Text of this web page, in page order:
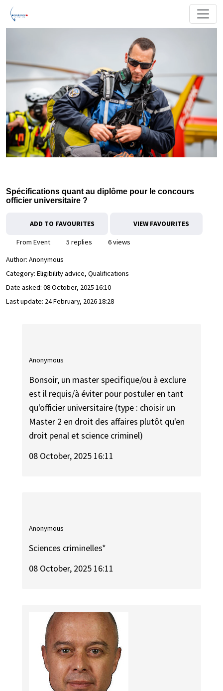
Spécifications quant au diplôme pour le concours
officier universitaire ?
ADD TO FAVOURITES VIEW FAVOURITES
From Event 5 replies
6 views
Author: Anonymous
Category: Eligibility advice, Qualifications
Date asked: 08 October, 2025 16:10
Last update: 24 February, 2026 18:28
Anonymous
Bonsoir, un master specifique/ou à exclure
est il requis/à éviter pour postuler en tant
qu'officier universitaire (type : choisir un
Master 2 en droit des affaires plutôt qu'en
droit penal et science criminel)
08 October, 2025 16:11
Anonymous
Sciences criminelles*
08 October, 2025 16:11